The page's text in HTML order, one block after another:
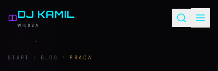
DJ KAMIL
WIEDZA
START / BLOG / PRACA